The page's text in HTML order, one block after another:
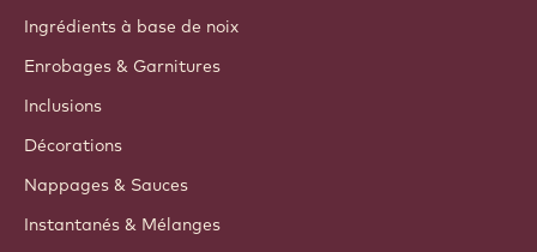
Ingrédients à base de noix
Enrobages & Garnitures
Inclusions
Décorations
Nappages & Sauces
Instantanés & Mélanges